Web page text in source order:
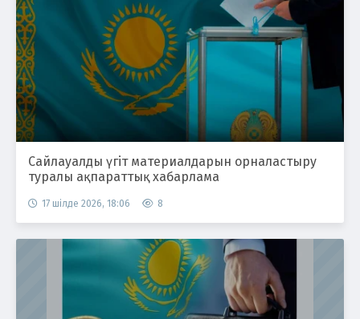
Сайлауалды үгіт материалдарын орналастыру
туралы ақпараттық хабарлама
17 шілде 2026, 18:06 8